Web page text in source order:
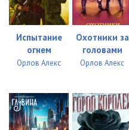
035
036
037
039
040
Испытание
огнем
Орлов Алекс
Охотники за
головами
Орлов Алекс